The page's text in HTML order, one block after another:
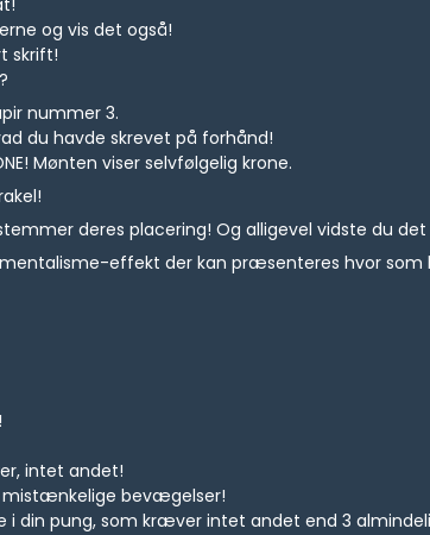
og vis det også!
skrift!
nummer 3.
du havde skrevet på forhånd!
Mønten viser selvfølgelig krone.
deres placering! Og alligevel vidste du
mentalisme-effekt der kan præsenteres hvor
intet andet!
mistænkelige bevægelser!
i din pung, som kræver intet andet end 3